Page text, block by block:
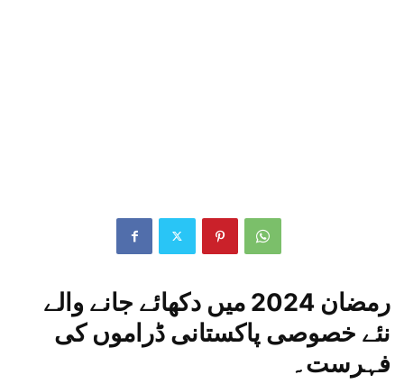
رمضان 2024 میں دکھائے جانے والے
نئے خصوصی پاکستانی ڈراموں کی
فہرست۔